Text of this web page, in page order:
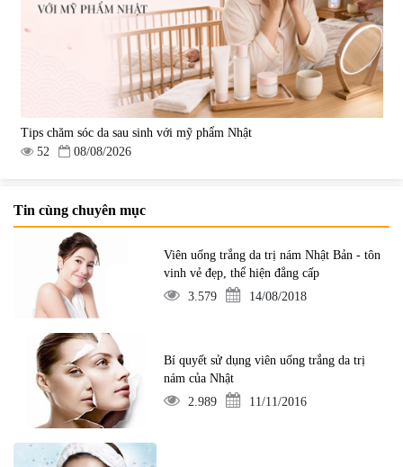
Tips chăm sóc da sau sinh với mỹ phẩm Nhật
52
08/08/2026
Tin cùng chuyên mục
Viên uống trắng da trị nám Nhật Bản - tôn
vinh vẻ đẹp, thể hiện đẳng cấp
3.579
14/08/2018
Bí quyết sử dụng viên uống trắng da trị
nám của Nhật
2.989
11/11/2016